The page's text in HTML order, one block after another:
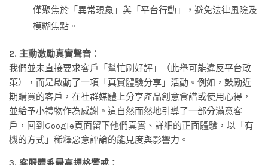
僅聚焦於「異常現象」與「平台行動」，避免法律風險及
模糊焦點。
2. 主動激勵真實聲音：
我們並未直接要求客戶「幫忙刷好評」（此舉可能違反平台政
策），而是啟動了一項「真實體驗分享」活動。例如，鼓勵近
期購買的客戶，在社群媒體上分享產品創意食譜或使用心得，
並給予小禮物作為感謝。這自然而然地引導了一部分滿意客
戶，回到Google頁面留下他們真實、詳細的正面體驗，以「有
機的方式」稀釋惡意評論的能見度與影響力。